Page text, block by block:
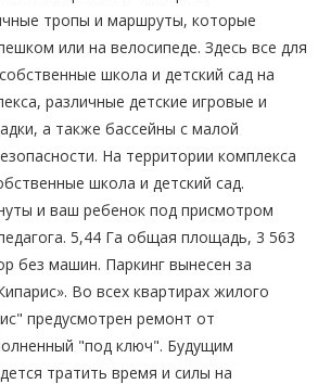
тропы и маршруты, которые
или на велосипеде. Здесь все для
школа и детский сад на
различные детские игровые и
а также бассейны с малой
На территории комплекса
школа и детский сад.
и ваш ребенок под присмотром
5,44 Га общая площадь, 3 563
без машин. Паркинг вынесен за
Во всех квартирах жилого
предусмотрен ремонт от
"под ключ". Будущим
тратить время и силы на